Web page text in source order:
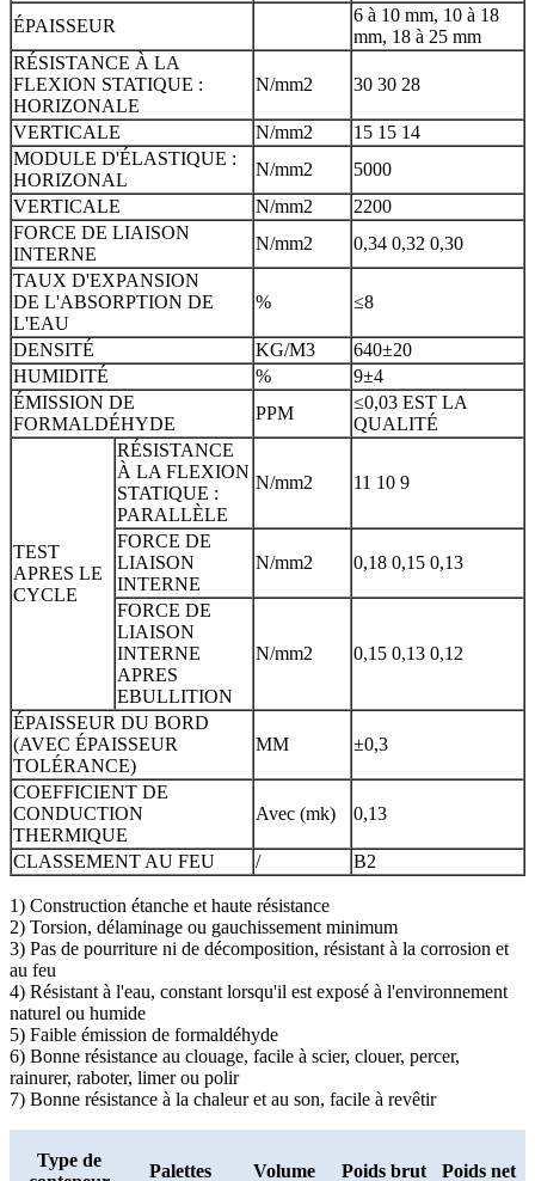
ÉPAISSEUR
6 à 10 mm, 10 à 18
mm, 18 à 25 mm
RÉSISTANCE À LA
FLEXION STATIQUE :
HORIZONALE
N/mm2 30 30 28
VERTICALE N/mm2
15 15 14
MODULE D'ÉLASTIQUE :
HORIZONAL
N/mm2
5000
VERTICALE
N/mm2
2200
FORCE DE LIAISON
INTERNE
N/mm2
0,34 0,32 0,30
TAUX D'EXPANSION
DE L'ABSORPTION DE
L'EAU
% ≤8
DENSITÉ KG/M3
640±20
HUMIDITÉ
%
9±4
ÉMISSION DE
FORMALDÉHYDE
PPM
≤0,03 EST LA
QUALITÉ
TEST
APRES LE
CYCLE
RÉSISTANCE
À LA FLEXION
STATIQUE :
PARALLÈLE
N/mm2 11 10 9
FORCE DE
LIAISON
INTERNE
N/mm2 0,18 0,15 0,13
FORCE DE
LIAISON
INTERNE
APRES
EBULLITION
N/mm2 0,15 0,13 0,12
ÉPAISSEUR DU BORD
(AVEC ÉPAISSEUR
TOLÉRANCE)
MM ±0,3
COEFFICIENT DE
CONDUCTION
THERMIQUE
Avec (mk) 0,13
CLASSEMENT AU FEU / B2
1) Construction étanche et haute résistance
2) Torsion, délaminage ou gauchissement minimum
3) Pas de pourriture ni de décomposition, résistant à la corrosion et
au feu
4) Résistant à l'eau, constant lorsqu'il est exposé à l'environnement
naturel ou humide
5) Faible émission de formaldéhyde
6) Bonne résistance au clouage, facile à scier, clouer, percer,
rainurer, raboter, limer ou polir
7) Bonne résistance à la chaleur et au son, facile à revêtir
Type de
Palettes Volume Poids brut Poids net